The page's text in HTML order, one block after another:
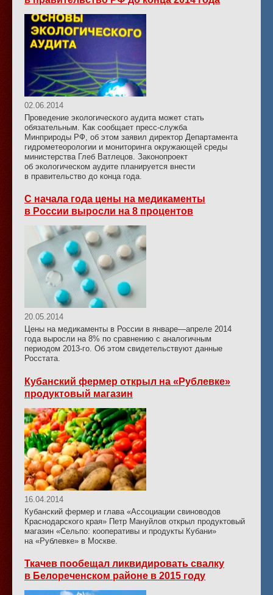
02.06.2014
Проведение экологического аудита может стать
обязательным. Как сообщает пресс-служба
Минприроды РФ, об этом заявил директор Департамента
гидрометеорологии и мониторинга окружающей среды
министерства Глеб Ватлецов. Законопроект
об экологическом аудите планируется внести
в правительство до конца года.
С начала года цены на медикаменты
в России выросли на 8 процентов
20.05.2014
Цены на медикаменты в России в январе—апреле 2014
года выросли на 8% по сравнению с аналогичным
периодом 2013-го. Об этом свидетельствуют данные
Росстата.
Кубанский фермер открыл на «Рублевке»
продуктовый магазин
16.04.2014
Кубанский фермер и глава «Ассоциации свиноводов
Краснодарского края» Петр Мануйлов открыл продуктовый
магазин «Сельпо: кооперативы и продукты Кубани»
на «Рублевке» в Москве.
Ткачев пообещал ликвидировать свалку
в Белореченском районе в 2015 году